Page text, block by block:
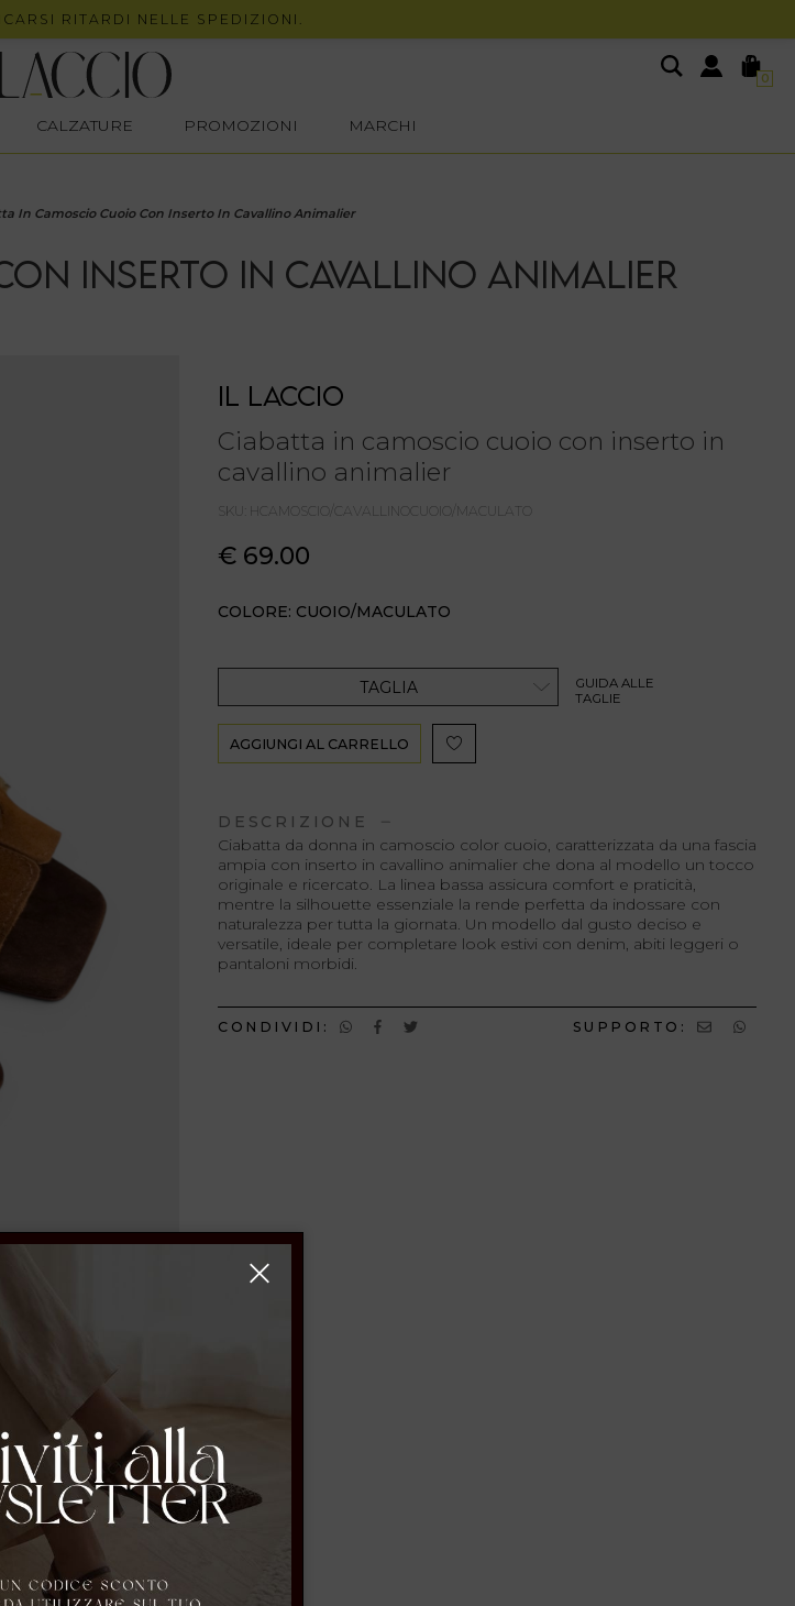
RITARDI NELLE SPEDIZIONI.
0
CALZATURE PROMOZIONI MARCHI
In Camoscio Cuoio Con Inserto In Cavallino Animalier
INSERTO IN CAVALLINO ANIMALIER
IL LACCIO
Ciabatta in camoscio cuoio con inserto in
cavallino animalier
SKU: HCAMOSCIO/CAVALLINOCUOIO/MACULATO
€ 69.00
COLORE: CUOIO/MACULATO
GUIDA ALLE
TAGLIE
TAGLIA
AGGIUNGI AL CARRELLO
DESCRIZIONE
Ciabatta da donna in camoscio color cuoio, caratterizzata da una fascia
ampia con inserto in cavallino animalier che dona al modello un tocco
originale e ricercato. La linea bassa assicura comfort e praticità,
mentre la silhouette essenziale la rende perfetta da indossare con
naturalezza per tutta la giornata. Un modello dal gusto deciso e
versatile, ideale per completare look estivi con denim, abiti leggeri o
pantaloni morbidi.
CONDIVIDI: SUPPORTO: